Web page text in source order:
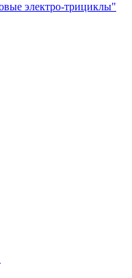
электро‑трициклы"